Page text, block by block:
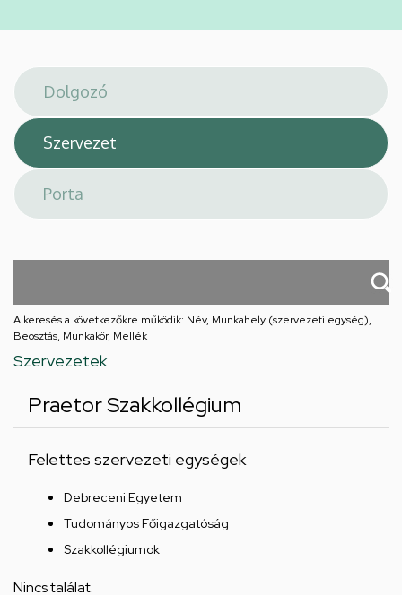
hely
A keresés a következőkre működik: Név, Munkahely (szervezeti egység),
Beosztás, Munkakör, Mellék
Szervezetek
Praetor Szakkollégium
Felettes szervezeti egységek
Debreceni Egyetem
Tudományos Főigazgatóság
Szakkollégiumok
Nincs találat.